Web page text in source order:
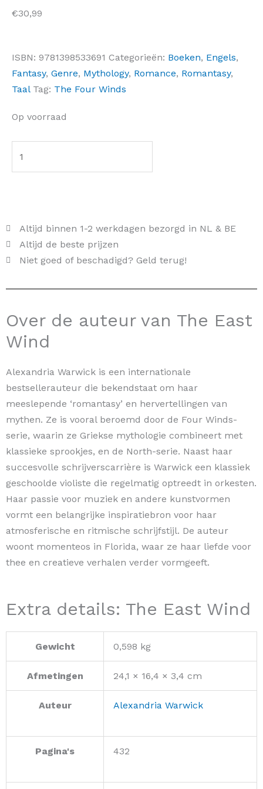
€30,99
ISBN: 9781398533691 Categorieën: Boeken, Engels,
Fantasy, Genre, Mythology, Romance, Romantasy,
Taal Tag: The Four Winds
Op voorraad
The
Altijd binnen 1-2 werkdagen bezorgd in NL & BE
Altijd de beste prijzen
Niet goed of beschadigd? Geld terug!
Over de auteur van The East
Wind
Alexandria Warwick is een internationale
bestsellerauteur die bekendstaat om haar
meeslepende ‘romantasy’ en hervertellingen van
mythen. Ze is vooral beroemd door de Four Winds-
serie, waarin ze Griekse mythologie combineert met
klassieke sprookjes, en de North-serie. Naast haar
succesvolle schrijverscarrière is Warwick een klassiek
geschoolde violiste die regelmatig optreedt in orkesten.
Haar passie voor muziek en andere kunstvormen
vormt een belangrijke inspiratiebron voor haar
atmosferische en ritmische schrijfstijl. De auteur
woont momenteos in Florida, waar ze haar liefde voor
thee en creatieve verhalen verder vormgeeft.
Extra details: The East Wind
Gewicht 0,598 kg
Afmetingen 24,1 × 16,4 × 3,4 cm
Auteur Alexandria Warwick
Pagina's 432